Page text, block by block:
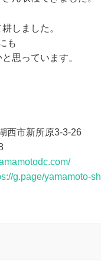
しました。
も
思っています。
西市新所原3-3-26
g.page/yamamoto-